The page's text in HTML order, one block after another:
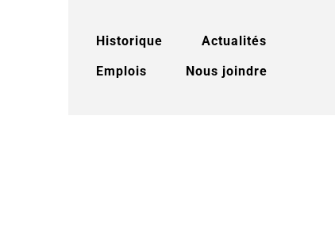
Historique
Actualités
Emplois
Nous joindre